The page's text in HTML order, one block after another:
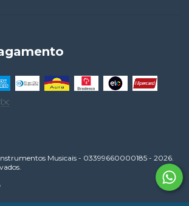
Musicais - 03399660000185 - 2026.